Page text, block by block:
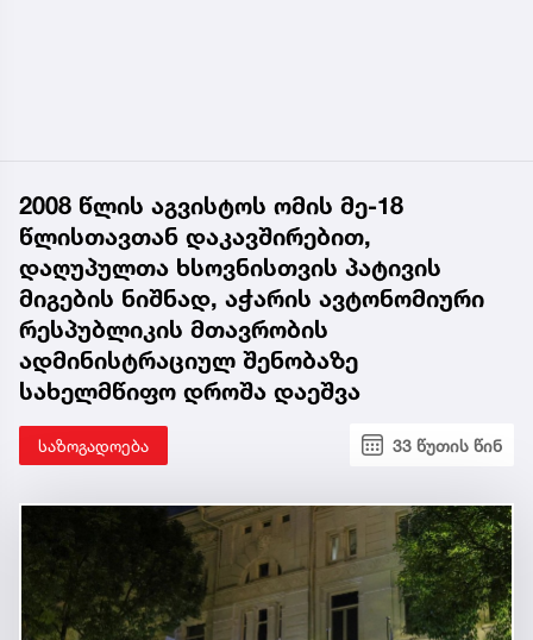
2008 წლის აგვისტოს ომის მე-18
წლისთავთან დაკავშირებით,
დაღუპულთა ხსოვნისთვის პატივის
მიგების ნიშნად, აჭარის ავტონომიური
რესპუბლიკის მთავრობის
ადმინისტრაციულ შენობაზე
სახელმწიფო დროშა დაეშვა
საზოგადოება 33 წუთის წინ